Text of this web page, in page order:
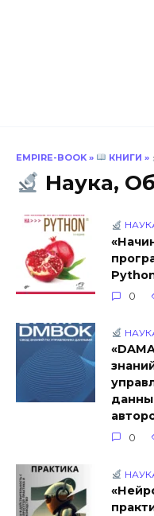
EMPIRE-BOOK » КНИГИ »
Наука,
0
0